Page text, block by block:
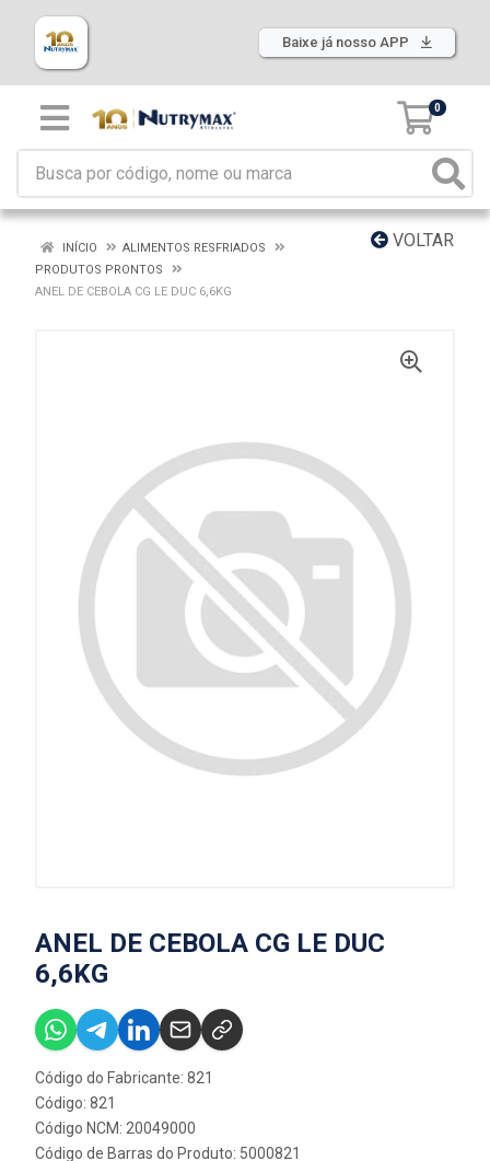
Baixe já nosso APP
0
VOLTAR
INÍCIO
ALIMENTOS RESFRIADOS
PRODUTOS PRONTOS
ANEL DE CEBOLA CG LE DUC 6,6KG
ANEL DE CEBOLA CG LE DUC
6,6KG
Código do Fabricante: 821
Código: 821
Código NCM: 20049000
Código de Barras do Produto: 5000821